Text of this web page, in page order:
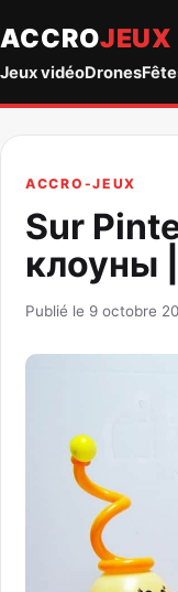
ACCROJEUX
Jeux vidéoDrones
ACCRO-JEUX
Sur
клоуны
Publié le 9 octobre